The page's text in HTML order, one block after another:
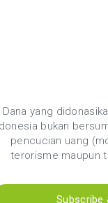
Dana yang
bukan
pencucian uang
terorisme maupun
Subscribe